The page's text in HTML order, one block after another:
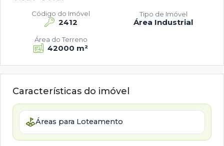
2412
Código do Imóvel
Área Industrial
Tipo de Imóvel
42000 m²
Área do Terreno
Características do imóvel
Áreas para Loteamento